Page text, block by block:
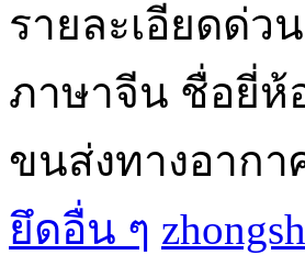
รายละเอียดด่ว
ภาษาจีน ชื่อยี่ห้
ขนส่งทางอากา
ยึดอื่น ๆ